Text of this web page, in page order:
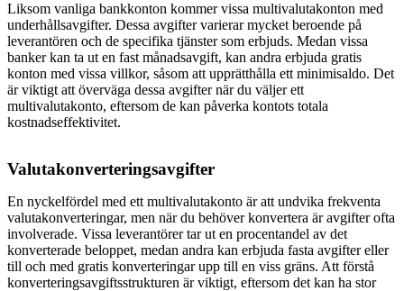
Liksom vanliga bankkonton kommer vissa multivalutakonton med
underhållsavgifter. Dessa avgifter varierar mycket beroende på
leverantören och de specifika tjänster som erbjuds. Medan vissa
banker kan ta ut en fast månadsavgift, kan andra erbjuda gratis
konton med vissa villkor, såsom att upprätthålla ett minimisaldo. Det
är viktigt att överväga dessa avgifter när du väljer ett
multivalutakonto, eftersom de kan påverka kontots totala
kostnadseffektivitet.
Valutakonverteringsavgifter
En nyckelfördel med ett multivalutakonto är att undvika frekventa
valutakonverteringar, men när du behöver konvertera är avgifter ofta
involverade. Vissa leverantörer tar ut en procentandel av det
konverterade beloppet, medan andra kan erbjuda fasta avgifter eller
till och med gratis konverteringar upp till en viss gräns. Att förstå
konverteringsavgiftsstrukturen är viktigt, eftersom det kan ha stor